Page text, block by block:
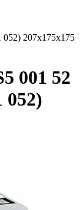
207x175x175
001 52
052)